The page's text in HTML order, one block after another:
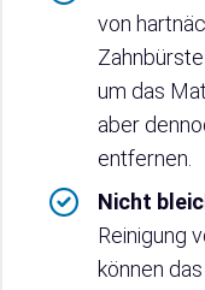
von
um das
aber
entfernen.
Nicht
Reinigung
können